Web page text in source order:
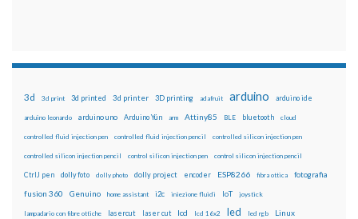
3d 3d print 3d printed 3d printer 3D printing adafruit arduino arduino ide
arduino leonardo arduino uno Arduino Yún arm Attiny85 BLE bluetooth cloud
controlled fluid injection pen controlled fluid injection pencil controlled silicon injection pen
controlled silicon injection pencil control silicon injection pen control silicon injection pencil
CtrlJ pen dolly foto dolly photo dolly project encoder ESP8266 fibra ottica fotografia
fusion 360 Genuino home assistant i2c iniezione fluidi IoT joystick
lampadario con fibre ottiche lasercut laser cut lcd lcd 16x2 led led rgb Linux